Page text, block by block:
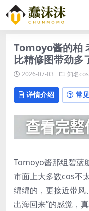
Tomoyo酱的柏
比精修图带劲多
2026-07-03 知名
详情介绍 常
Tomoyo酱那组碧蓝
市面上大多数cos不
绵绵的，更接近带风
出海回来”的感觉，